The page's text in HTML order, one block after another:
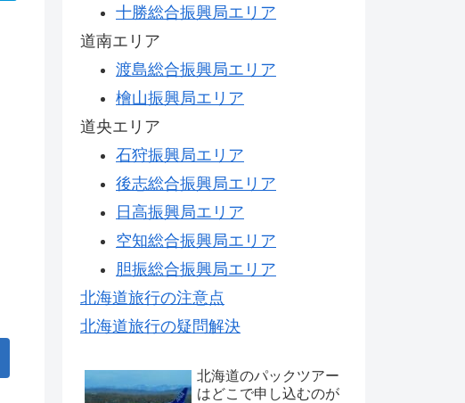
十勝総合振興局エリア
道南エリア
渡島総合振興局エリア
檜山振興局エリア
道央エリア
石狩振興局エリア
後志総合振興局エリア
日高振興局エリア
空知総合振興局エリア
胆振総合振興局エリア
北海道旅行の注意点
北海道旅行の疑問解決
北海道のパックツアー
はどこで申し込むのが